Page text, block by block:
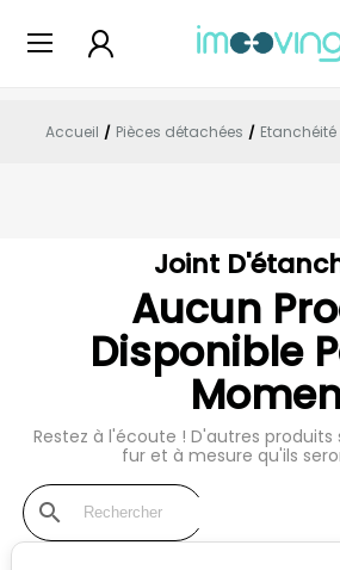
Accueil Pièces détachées Etanchéité
Joint
Aucun
Disponible
Restez à l'écoute ! D'autres
fur et à mesure qu'ils
search